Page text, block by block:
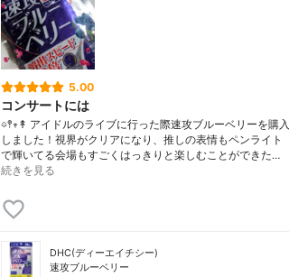
5.00
コンサートには
𖡼𖤣𖥧↟ アイドルのライブに行った際速攻ブルーベリーを購入
しました！視界がクリアになり、推しの表情もペンライト
で輝いてる会場もすごくはっきりと楽しむことができた…
続きを見る
DHC(ディーエイチシー)
速攻ブルーベリー